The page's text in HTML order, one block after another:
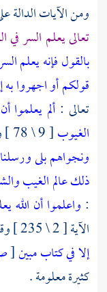
ومن الآيات الدالة
تعالى يعلم السر
بالقول فإنه يعلم
قولكم أو اجهروا
تعالى : ألم يعلموا
الغيوب[ 9 \ 78 ] وقوله تعالى :
ونجواهم بلى
ذلك عالم الغيب
: واعلموا أن الله
الآية [ 2 \ 235 ] وقوله تعالى :
إلا في كتاب مبين[
كثيرة معلومة .